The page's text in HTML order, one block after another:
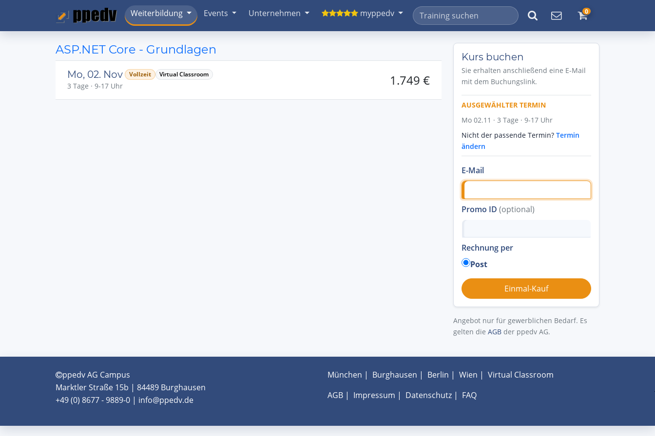
Weiterbildung Events Unternehmen myppedv 0
ASP.NET Core - Grundlagen
Mo, 02. Nov Vollzeit Virtual Classroom
3 Tage · 9-17 Uhr 1.749 €
Kurs buchen
Sie erhalten anschließend eine E-Mail
mit dem Buchungslink.
AUSGEWÄHLTER TERMIN
Mo 02.11 · 3 Tage · 9-17 Uhr
Nicht der passende Termin? Termin
ändern
E-Mail
Promo ID (optional)
Rechnung per
Post
Angebot nur für gewerblichen Bedarf. Es
gelten die AGB der ppedv AG.
ppedv AG Campus
Marktler Straße 15b | 84489 Burghausen
+49 (0) 8677 - 9889-0 | info@ppedv.de
München | Burghausen | Berlin | Wien | Virtual Classroom
AGB| Impressum | Datenschutz| FAQ